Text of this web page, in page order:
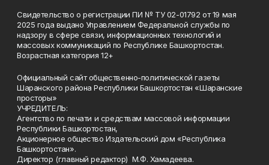
Свидетельство о регистрации ПИ № ТУ 02-01792 от 19 мая
2025 года выдано Управлением Федеральной службы по
надзору в сфере связи, информационных технологий и
массовых коммуникаций по Республике Башкортостан.
Возрастная категория 12+
Официальный сайт общественно-политической газеты
Шаранского района Республики Башкортостан «Шаранские
просторы»
УЧРЕДИТЕЛЬ:
Агентство по печати и средствам массовой информации
Республики Башкортостан,
Акционерное общество Издательский дом «Республика
Башкортостан».
Директор (главный редактор) М.Ф. Хамадеева.